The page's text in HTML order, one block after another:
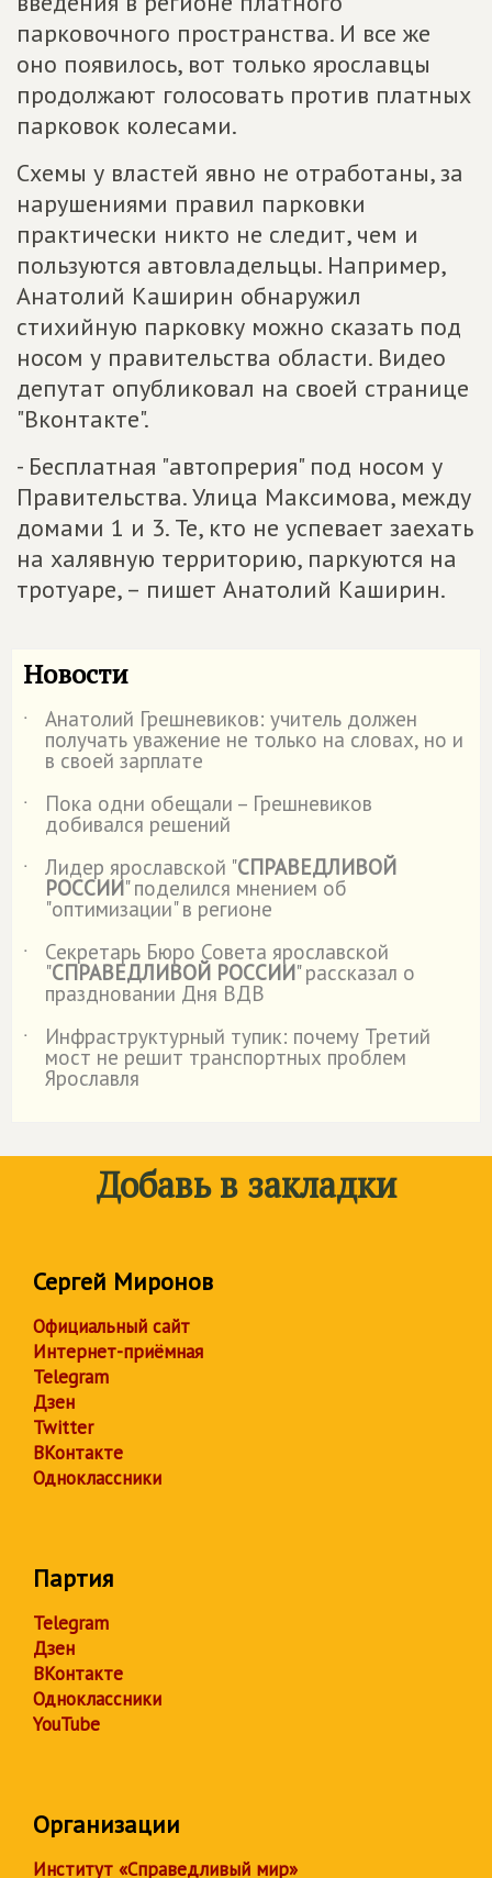
парковочного пространства. И все же
оно появилось, вот только ярославцы
продолжают голосовать против платных
парковок колесами.
Схемы у властей явно не отработаны, за
нарушениями правил парковки
практически никто не следит, чем и
пользуются автовладельцы. Например,
Анатолий Каширин обнаружил
стихийную парковку можно сказать под
носом у правительства области. Видео
депутат опубликовал на своей странице
"Вконтакте".
- Бесплатная "автопрерия" под носом у
Правительства. Улица Максимова, между
домами 1 и 3. Те, кто не успевает заехать
на халявную территорию, паркуются на
тротуаре, – пишет Анатолий Каширин.
Новости
˙ Анатолий Грешневиков: учитель должен
получать уважение не только на словах, но и
в своей зарплате
˙
Пока одни обещали – Грешневиков
добивался решений
˙
Лидер ярославской "СПРАВЕДЛИВОЙ
РОССИИ" поделился мнением об
"оптимизации" в регионе
˙
Секретарь Бюро Совета ярославской
"СПРАВЕДЛИВОЙ РОССИИ" рассказал о
праздновании Дня ВДВ
˙
Инфраструктурный тупик: почему Третий
мост не решит транспортных проблем
Ярославля
Добавь в закладки
Сергей Миронов
Официальный сайт
Интернет-приёмная
Telegram
Дзен
Twitter
ВКонтакте
Одноклассники
Партия
Telegram
Дзен
ВКонтакте
Одноклассники
YouTube
Организации
Институт «Справедливый мир»